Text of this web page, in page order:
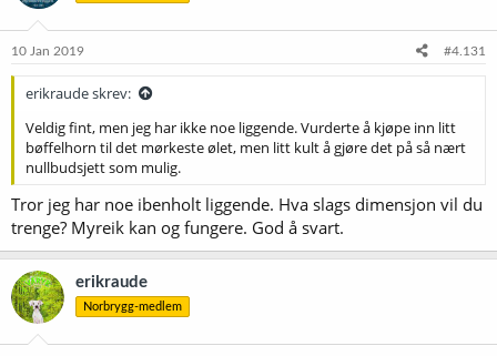
10 Jan 2019 #4.131
erikraude skrev:
Veldig fint, men jeg har ikke noe liggende. Vurderte å kjøpe inn litt
bøffelhorn til det mørkeste ølet, men litt kult å gjøre det på så nært
nullbudsjett som mulig.
Tror jeg har noe ibenholt liggende. Hva slags dimensjon vil du
trenge? Myreik kan og fungere. God å svart.
erikraude
Norbrygg-medlem